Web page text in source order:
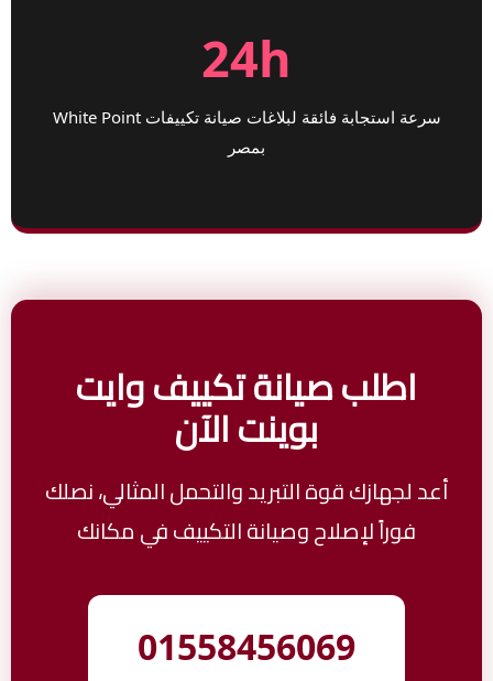
24h
سرعة استجابة فائقة لبلاغات صيانة تكييفات White Point
بمصر
اطلب صيانة تكييف وايت
بوينت الآن
أعد لجهازك قوة التبريد والتحمل المثالي، نصلك
فوراً لإصلاح وصيانة التكييف في مكانك
01558456069